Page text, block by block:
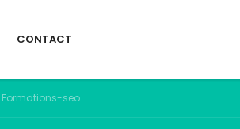
CONTACT
Formations-seo